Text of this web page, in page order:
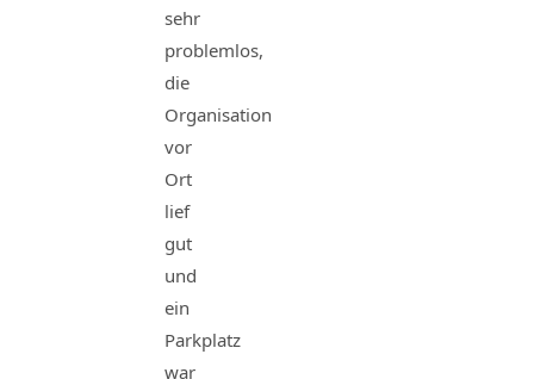
sehr
problemlos,
die
Organisation
vor
Ort
lief
gut
und
ein
Parkplatz
war